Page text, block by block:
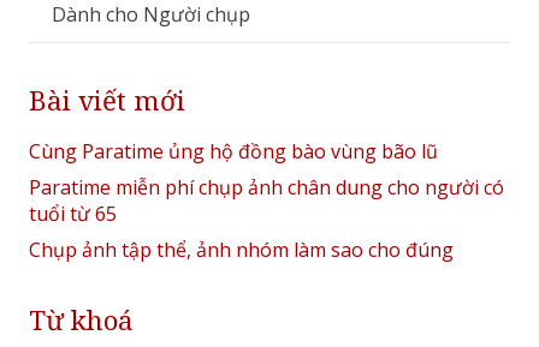
Dành cho Người chụp
Bài viết mới
Cùng Paratime ủng hộ đồng bào vùng bão lũ
Paratime miễn phí chụp ảnh chân dung cho người có
tuổi từ 65
Chụp ảnh tập thể, ảnh nhóm làm sao cho đúng
Từ khoá